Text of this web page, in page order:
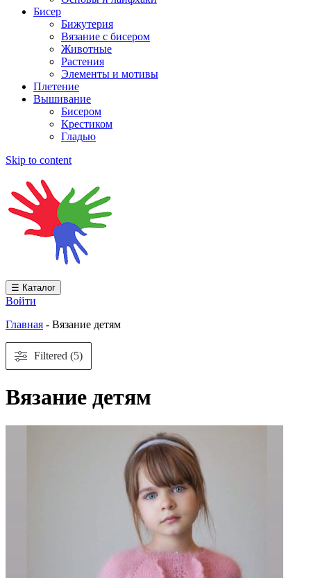
Бисер
Бижутерия
Вязание с бисером
Животные
Растения
Элементы и мотивы
Плетение
Вышивание
Бисером
Крестиком
Гладью
Skip to content
☰ Каталог
Войти
Главная - Вязание детям
Filtered (5)
Вязание детям